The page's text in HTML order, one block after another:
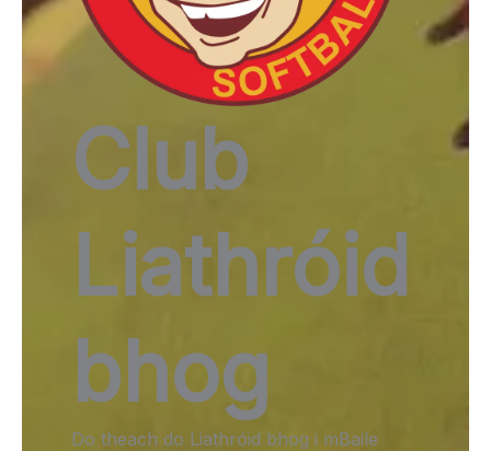
Club
Liathróid
bhog
Do theach do Liathróid bhog i mBaile